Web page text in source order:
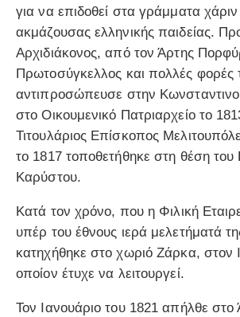
για να επιδοθεί στα γράμματα χάριν
ακμάζουσας ελληνικής παιδείας.
Αρχιδιάκονος, από τον Άρτης
Πρωτοσύγκελλος και πολλές φορές
αντιπροσώπευσε στην
στο Οικουμενικό Πατριαρχείο το
Τιτουλάριος Επίσκοπος
το 1817 τοποθετήθηκε στη θέση
Καρύστου.
Κατά τον χρόνο, που η Φιλική
υπέρ του έθνους ιερά μελετήματά
κατηχήθηκε στο χωριό Ζάρκα, στον
οποίον έτυχε να λειτουργεί.
Τον Ιανουάριο του 1821 απήλθε στο